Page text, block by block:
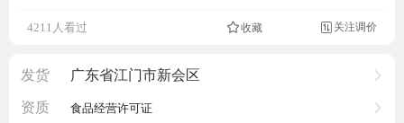
4211人看过
收藏 关注调价
发货 广东省江门市新会区
资质 食品经营许可证